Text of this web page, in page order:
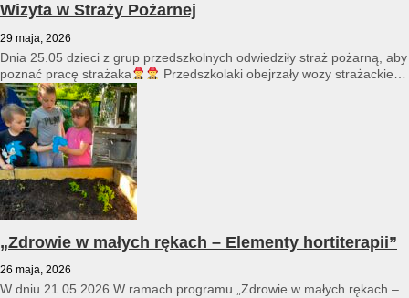
Wizyta w Straży Pożarnej
29 maja, 2026
Dnia 25.05 dzieci z grup przedszkolnych odwiedziły straż pożarną, aby
poznać pracę strażaka
Przedszkolaki obejrzały wozy strażackie
i...
„Zdrowie w małych rękach – Elementy hortiterapii”
26 maja, 2026
W dniu 21.05.2026 W ramach programu „Zdrowie w małych rękach –